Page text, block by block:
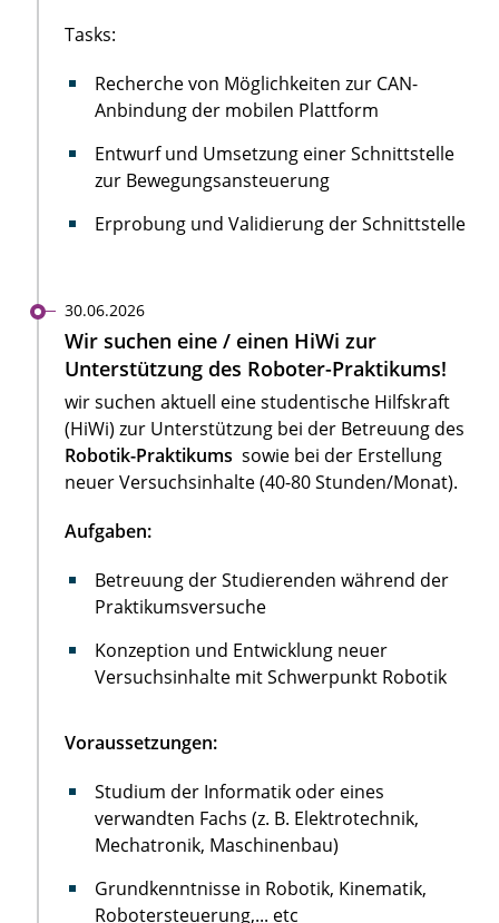
Tasks:
Recherche von Möglichkeiten zur CAN-
Anbindung der mobilen Plattform
Entwurf und Umsetzung einer Schnittstelle
zur Bewegungsansteuerung
Erprobung und Validierung der Schnittstelle
30.06.2026
Wir suchen eine / einen HiWi zur
Unterstützung des Roboter-Praktikums!
wir suchen aktuell eine studentische Hilfskraft
(HiWi) zur Unterstützung bei der Betreuung des
Robotik-Praktikums sowie bei der Erstellung
neuer Versuchsinhalte (40-80 Stunden/Monat).
Aufgaben:
Betreuung der Studierenden während der
Praktikumsversuche
Konzeption und Entwicklung neuer
Versuchsinhalte mit Schwerpunkt Robotik
Voraussetzungen:
Studium der Informatik oder eines
verwandten Fachs (z. B. Elektrotechnik,
Mechatronik, Maschinenbau)
Grundkenntnisse in Robotik, Kinematik,
Robotersteuerung,... etc